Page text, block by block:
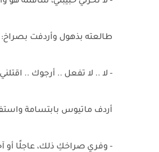
طالعته بذهول وأردفت بصراخ:
- لا .. لا تفعل .. أرجوك ..
أردف ماتيوس بابتسامة
- وفري صراخكِ ذلك، عاجلًا أو